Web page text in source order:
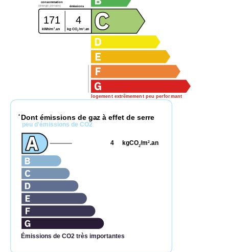
logement extrêmement peu performant
consommation
émissions
(énergie primaire)
171 4
kWh/m 2 .an kg CO2/m2.an
* Dont émissions de gaz à effet de serre
peu d'émissions de CO2
Émissions de CO2 très importantes
kgCO2/m2.an
4